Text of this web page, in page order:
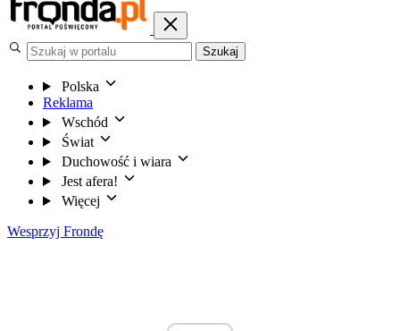
Szukaj
Polska
Reklama
Wschód
Świat
Duchowość i wiara
Jest afera!
Więcej
Wesprzyj Frondę